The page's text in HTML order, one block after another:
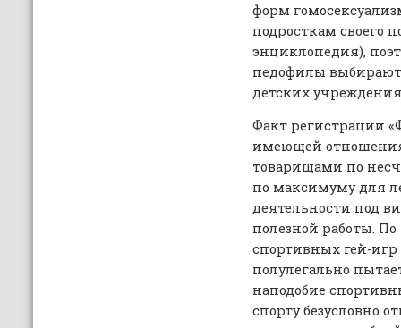
форм
подросткам своего
энциклопедия),
педофилы выбирают
детских
Факт регистрации
имеющей
товарищами по
по максимуму для
деятельности под
полезной работы.
спортивных гей-игр
полулегально
наподобие
спорту безусловно